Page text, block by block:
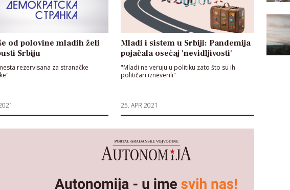
od polovine mladih želi
Srbiju
rezervisana za stranačke
Mladi i sistem u Srbiji: Pandemija
pojačala osećaj 'nevidljivosti'
"Mladi ne veruju u politiku zato što su ih
političari izneverili"
25. APR 2021